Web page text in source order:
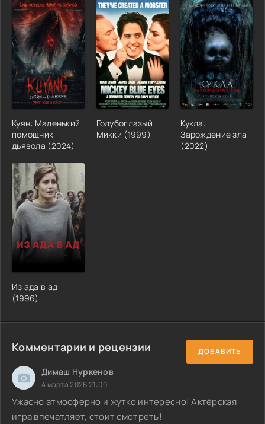
Куян: Маленький
помощник
дьявола (2024)
Голубоглазый
Микки (1999)
Кукла:
Зарождение зла
(2022)
Из ада в ад
(1996)
Комментарии и рецензии ДОБАВИТЬ
Димаш Нуркенов
4 марта 2026 21:00
Ужасно атмосферно и жутко интересно! Актёрская
игра впечатляет, стоит смотреть!